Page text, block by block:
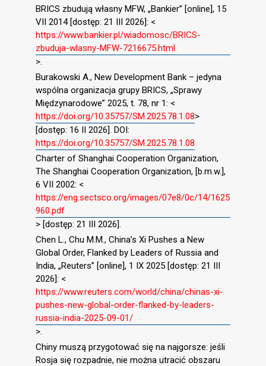
BRICS zbudują własny MFW, „Bankier” [online], 15
VII 2014 [dostęp: 21 III 2026]: <
https://www.bankier.pl/wiadomosc/BRICS-
zbuduja-wlasny-MFW-7216675.html
>.
Burakowski A., New Development Bank – jedyna
wspólna organizacja grupy BRICS, „Sprawy
Międzynarodowe” 2025, t. 78, nr 1: <
https://doi.org/10.35757/SM.2025.78.1.08>
[dostęp: 16 II 2026]. DOI:
https://doi.org/10.35757/SM.2025.78.1.08
Charter of Shanghai Cooperation Organization,
The Shanghai Cooperation Organization, [b.m.w.],
6 VII 2002: <
https://eng.sectsco.org/images/07e8/0c/14/1625
960.pdf
> [dostęp: 21 III 2026].
Chen L., Chu M.M., China’s Xi Pushes a New
Global Order, Flanked by Leaders of Russia and
India, „Reuters” [online], 1 IX 2025 [dostęp: 21 III
2026]: <
https://www.reuters.com/world/china/chinas-xi-
pushes-new-global-order-flanked-by-leaders-
russia-india-2025-09-01/
>.
Chiny muszą przygotować się na najgorsze: jeśli
Rosja się rozpadnie, nie można utracić obszaru